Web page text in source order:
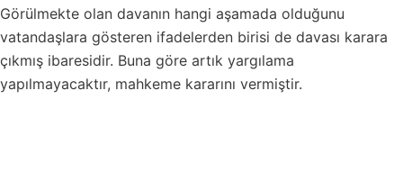
Görülmekte olan davanın hangi aşamada olduğunu
vatandaşlara gösteren ifadelerden birisi de davası karara
çıkmış ibaresidir. Buna göre artık yargılama
yapılmayacaktır, mahkeme kararını vermiştir.